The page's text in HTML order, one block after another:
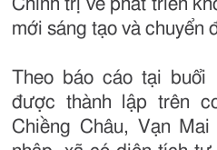
Chính trị về phát triển
mới sáng tạo và chuyển
Theo báo cáo tại buổi
được thành lập trên
Chiềng Châu, Vạn